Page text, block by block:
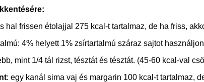
hal frissen étolajjal 275 kcal-t tartalmaz, de ha friss,
4% helyett 1% zsírtartalmú száraz sajtot
mint 1/4 tál rizst, tésztát és tésztát. (45-60 kcal-val
: egy kanál sima vaj és margarin 100 kcal-t tartalmaz,